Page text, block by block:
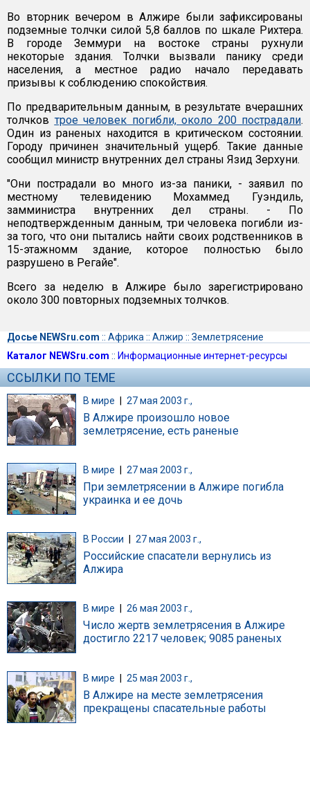
Во вторник вечером в Алжире были зафиксированы
подземные толчки силой 5,8 баллов по шкале Рихтера.
В городе Земмури на востоке страны рухнули
некоторые здания. Толчки вызвали панику среди
населения, а местное радио начало передавать
призывы к соблюдению спокойствия.
По предварительным данным, в результате вчерашних
толчков трое человек погибли, около 200 пострадали.
Один из раненых находится в критическом состоянии.
Городу причинен значительный ущерб. Такие данные
сообщил министр внутренних дел страны Язид Зерхуни.
"Они пострадали во много из-за паники, - заявил по
местному телевидению Мохаммед Гуэндиль,
замминистра внутренних дел страны. - По
неподтвержденным данным, три человека погибли из-
за того, что они пытались найти своих родственников в
15-этажномм здание, которое полностью было
разрушено в Регайе".
Всего за неделю в Алжире было зарегистрировано
около 300 повторных подземных толчков.
Досье NEWSru.com :: Африка :: Алжир :: Землетрясение
Каталог NEWSru.com :: Информационные интернет-ресурсы
ССЫЛКИ ПО ТЕМЕ
В мире | 27 мая 2003 г.,
В Алжире произошло новое
землетрясение, есть раненые
В мире 27 мая 2003 г.,
При землетрясении в Алжире погибла
украинка и ее дочь
В России 27 мая 2003 г.,
Российские спасатели вернулись из
Алжира
В мире 26 мая 2003 г.,
Число жертв землетрясения в Алжире
достигло 2217 человек; 9085 раненых
В мире | 25 мая 2003 г.,
В Алжире на месте землетрясения
прекращены спасательные работы